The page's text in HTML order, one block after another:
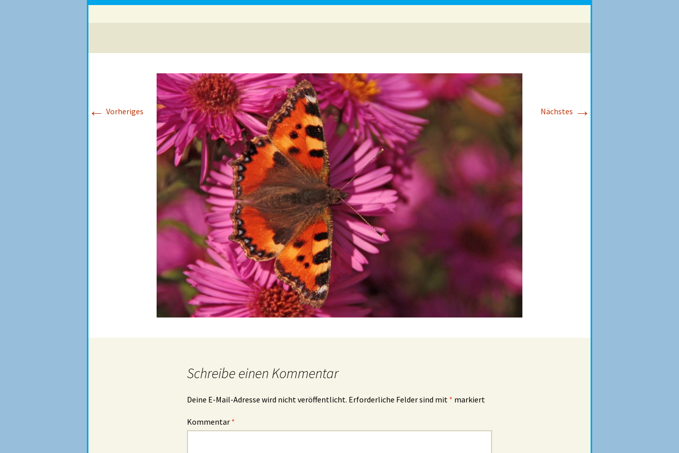
← Vorheriges Nächstes →
Schreibe einen Kommentar
Deine E-Mail-Adresse wird nicht veröffentlicht. Erforderliche Felder sind mit * markiert
Kommentar *